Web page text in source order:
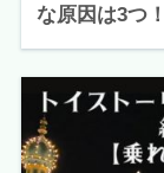
な原因は3つ